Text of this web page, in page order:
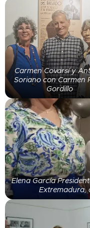
Carmen Covarsí y
Soriano con Carmen
Gordillo
Elena García
Extremadura,